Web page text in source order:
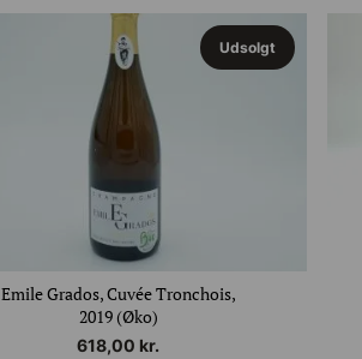
Udsolgt
Emile Grados, Cuvée Tronchois,
2019 (Øko)
618,00 kr.